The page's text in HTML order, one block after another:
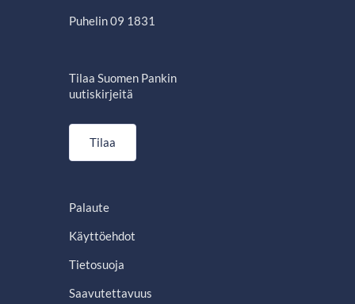
Puhelin 09 1831
Tilaa Suomen Pankin
uutiskirjeitä
Tilaa
Palaute
Käyttöehdot
Tietosuoja
Saavutettavuus